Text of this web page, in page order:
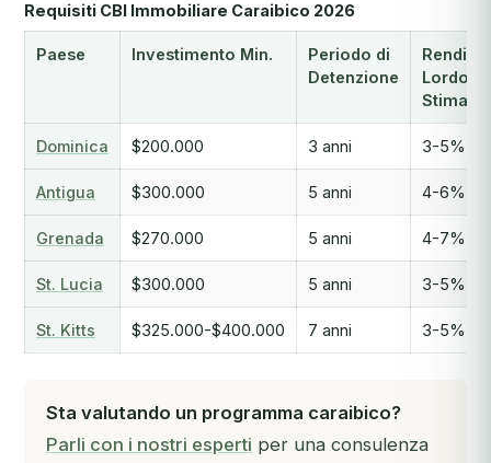
Requisiti CBI Immobiliare Caraibico 2026
Paese Investimento Min.
Periodo di
Detenzione
Lordo
Stimato
Dominica $200.000 3 anni 3-5%
Antigua $300.000 5 anni 4-6%
Grenada $270.000 5 anni 4-7%
St. Lucia $300.000 5 anni 3-5%
St. Kitts $325.000-$400.000 7 anni 3-5%
Sta valutando un programma caraibico?
Parli con i nostri esperti per una consulenza